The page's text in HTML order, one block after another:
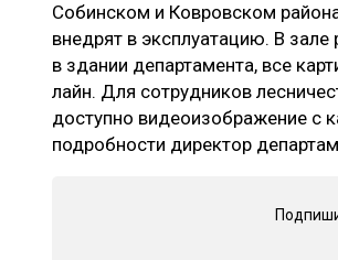
Собинском и Ковровском
внедрят в эксплуатацию. В
в здании департамента, все
лайн. Для сотрудников
доступно видеоизображение с
подробности директор